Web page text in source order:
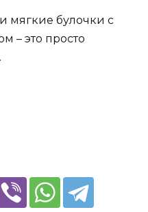
булочки с
– это просто